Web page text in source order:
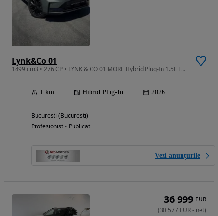
Lynk&Co 01
1499 cm3 • 276 CP • LYNK & CO 01 MORE Hybrid Plug-In 1.5L Turbo
1 km Hibrid Plug-In 2026
Bucuresti (Bucuresti)
Profesionist • Publicat
Vezi anunțurile
36 999 EUR
(30 577 EUR- net)